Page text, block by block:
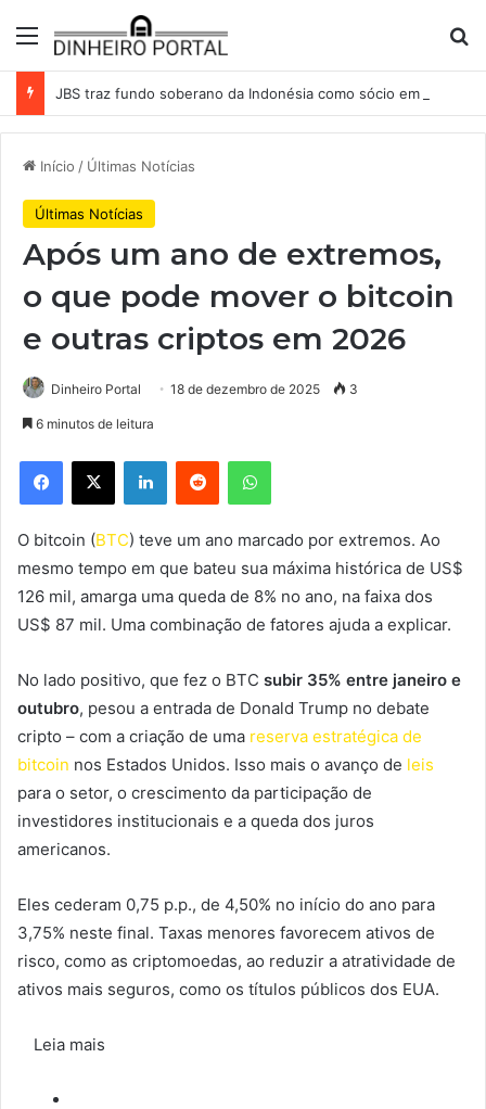
Menu
Início / Últimas Notícias
Últimas Notícias
Após um ano de extremos,
o que pode mover o bitcoin
e outras criptos em 2026
Dinheiro Portal 18 de dezembro de 2025 3
6 minutos de leitura
Facebook
X LinkedinReddit WhatsApp
O bitcoin (BTC) teve um ano marcado por extremos. Ao
mesmo tempo em que bateu sua máxima histórica de US$
126 mil, amarga uma queda de 8% no ano, na faixa dos
US$ 87 mil. Uma combinação de fatores ajuda a explicar.
No lado positivo, que fez o BTC subir 35% entre janeiro e
outubro, pesou a entrada de Donald Trump no debate
cripto – com a criação de uma reserva estratégica de
bitcoin nos Estados Unidos. Isso mais o avanço de leis
para o setor, o crescimento da participação de
investidores institucionais e a queda dos juros
americanos.
Eles cederam 0,75 p.p., de 4,50% no início do ano para
3,75% neste final. Taxas menores favorecem ativos de
risco, como as criptomoedas, ao reduzir a atratividade de
ativos mais seguros, como os títulos públicos dos EUA.
Leia mais